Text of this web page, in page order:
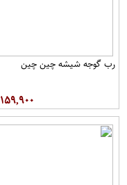
رب گوجه شیشه چین چین
۱۵۹,۹۰۰